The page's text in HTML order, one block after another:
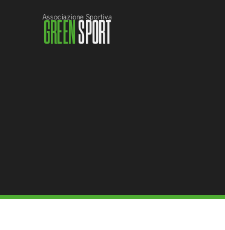
Associazione Sportiva
GREENSPORT